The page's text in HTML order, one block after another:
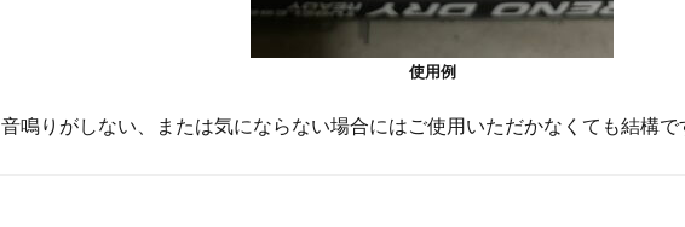
使用例
音鳴りがしない、または気にならない場合にはご使用いただかなくても結構で